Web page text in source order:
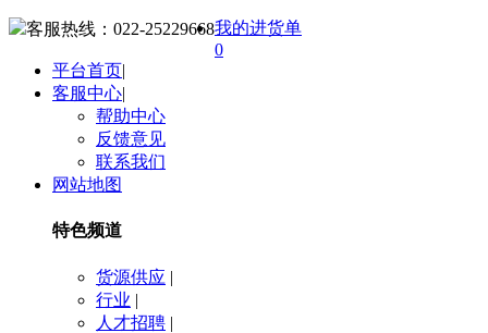
客服热线： 022-25229668我的进货单
0
平台首页|
客服中心|
帮助中心
反馈意见
联系我们
网站地图
特色频道
货源供应 |
行业 |
人才招聘 |